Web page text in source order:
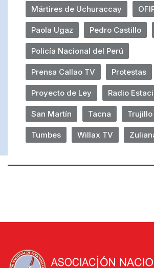
Mártires de Uchuraccay
Paola Ugaz Pedro Castillo
Policía Nacional del Perú
Prensa Callao TV Protestas
Proyecto de Ley Radio
San Martín Tacna Trujillo
Tumbes Willax TV